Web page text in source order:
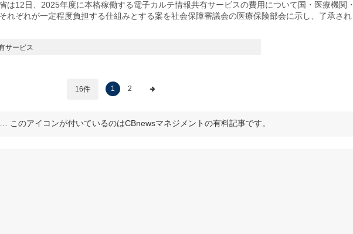
は12日、2025年度に本格稼働する電子カルテ情報共有サービスの費用について国・医療機関・
れぞれが一定程度負担する仕組みとする案を社会保障審議会の医療保険部会に示し、了承され
サービス
16件 1 2
… このアイコンが付いているのはCBnewsマネジメントの有料記事です。